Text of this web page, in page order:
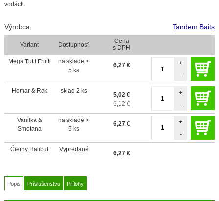
vodách.
Výrobca: Tandem Baits
Variant Dostupnosť
Cena
s DPH
Mega Tutti Frutti
na sklade >
5 ks
6,27 €
-
+
Homar & Rak sklad 2 ks
5,02 €
6,12 €
-
+
Vanilka &
Smotana
na sklade >
5 ks
6,27 €
-
+
Čierny Halibut Vypredané
6,27 €
Popis Príslušenstvo Prílohy